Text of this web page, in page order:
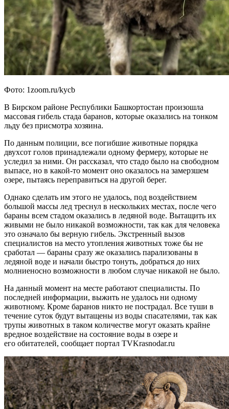
Фото: 1zoom.ru/kycb
В Бирском районе Республики Башкортостан произошла
массовая гибель стада баранов, которые оказались на тонком
льду без присмотра хозяина.
По данным полиции, все погибшие животные порядка
двухсот голов принадлежали одному фермеру, которые не
уследил за ними. Он рассказал, что стадо было на свободном
выпасе, но в какой-то момент оно оказалось на замерзшем
озере, пытаясь переправиться на другой берег.
Однако сделать им этого не удалось, под воздействием
большой массы лед треснул в нескольких местах, после чего
бараны всем стадом оказались в ледяной воде. Вытащить их
живыми не было никакой возможности, так как для человека
это означало бы верную гибель. Экстренный вызов
специалистов на место утопления животных тоже бы не
сработал — бараны сразу же оказались парализованы в
ледяной воде и начали быстро тонуть, добраться до них
молниеносно возможности в любом случае никакой не было.
На данный момент на месте работают специалисты. По
последней информации, выжить не удалось ни одному
животному. Кроме баранов никто не пострадал. Все туши в
течение суток будут вытащены из воды спасателями, так как
трупы животных в таком количестве могут оказать крайне
вредное воздействие на состояние воды в озере и
его обитателей, сообщает портал TVKrasnodar.ru